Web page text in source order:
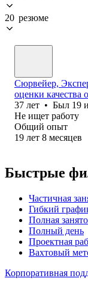
20 резюме
Сюрвейер,
оценки качества
37 лет • Был 19
Не ищет работу
Общий опыт
19 лет 8 месяцев
Быстрые
Частичная
Гибкий
Полная
Полный день
Проектная
Вахтовый
Корпоративная